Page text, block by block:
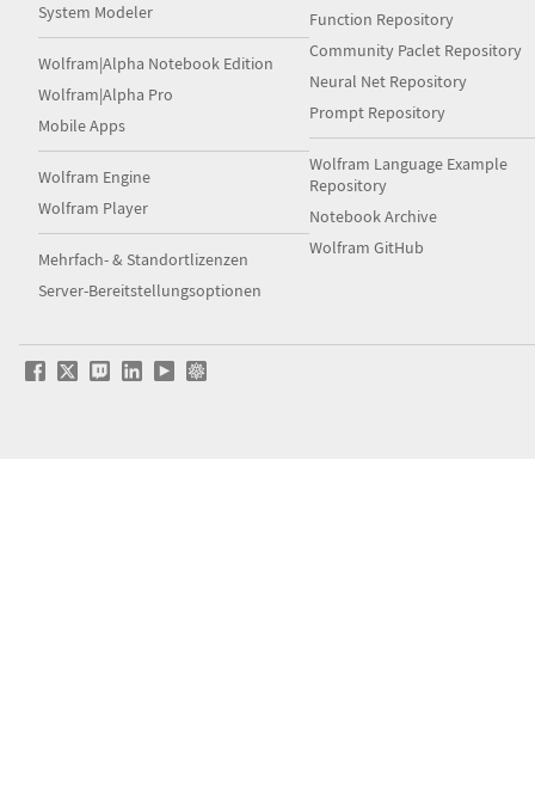
System Modeler
Wolfram|Alpha Notebook Edition
Wolfram|Alpha Pro
Mobile Apps
Wolfram Engine
Wolfram Player
Mehrfach- & Standortlizenzen
Server-Bereitstellungsoptionen
Function Repository
Community Paclet Repository
Neural Net Repository
Prompt Repository
Wolfram Language Example
Repository
Notebook Archive
Wolfram GitHub